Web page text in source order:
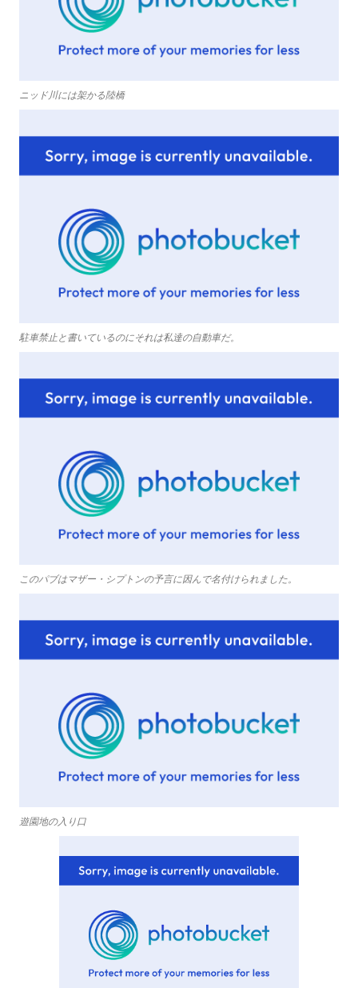
ニッド川には架かる陸橋
駐車禁止と書いているのにそれは私達の自動車だ。
このパブはマザー・シプトンの予言に因んで名付けられました。
遊園地の入り口